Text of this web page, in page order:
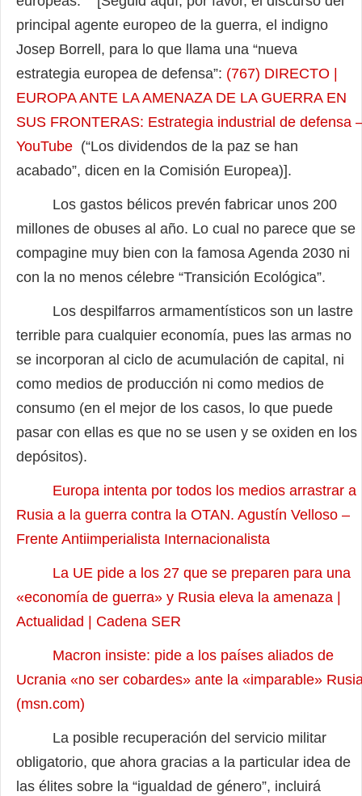
principal agente europeo de la guerra, el indigno
Josep Borrell, para lo que llama una “nueva
estrategia europea de defensa”: (767) DIRECTO |
EUROPA ANTE LA AMENAZA DE LA GUERRA EN
SUS FRONTERAS: Estrategia industrial de defensa
YouTube (“Los dividendos de la paz se han
acabado”, dicen en la Comisión Europea)].
Los gastos bélicos prevén fabricar unos 200
millones de obuses al año. Lo cual no parece que se
compagine muy bien con la famosa Agenda 2030 ni
con la no menos célebre “Transición Ecológica”.
Los despilfarros armamentísticos son un lastre
terrible para cualquier economía, pues las armas no
se incorporan al ciclo de acumulación de capital, ni
como medios de producción ni como medios de
consumo (en el mejor de los casos, lo que puede
pasar con ellas es que no se usen y se oxiden en los
depósitos).
Europa intenta por todos los medios arrastrar a
Rusia a la guerra contra la OTAN. Agustín Velloso –
Frente Antiimperialista Internacionalista
La UE pide a los 27 que se preparen para una
«economía de guerra» y Rusia eleva la amenaza |
Actualidad | Cadena SER
Macron insiste: pide a los países aliados de
Ucrania «no ser cobardes» ante la «imparable»
(msn.com)
La posible recuperación del servicio militar
obligatorio, que ahora gracias a la particular idea de
las élites sobre la “igualdad de género”, incluirá